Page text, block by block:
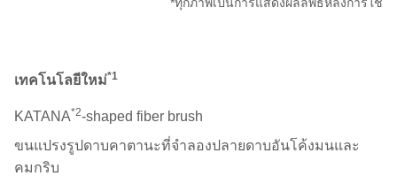
เทคโนโลยีใหม่*1
KATANA*2-shaped fiber brush
ขนแปรงรูปดาบคาตานะที่จำลองปลายดาบอันโค้งมนและ
คมกริบ